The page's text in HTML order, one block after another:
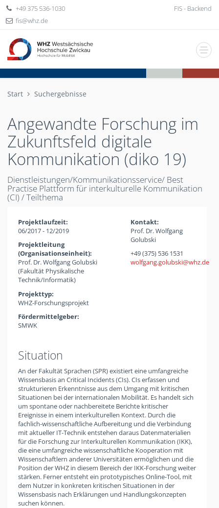
+49 375 536-1030
fis
whzde
FIS - Backend
Start Suchergebnisse
Angewandte Forschung im
Zukunftsfeld digitale
Kommunikation (diko 19)
Dienstleistungen/Kommunikationsservice/ Best
Practise Plattform für interkulturelle Kommunikation
(CI) / Teilthema
Projektlaufzeit:
06/2017 - 12/2019
Projektleitung
(Organisationseinheit):
Prof. Dr. Wolfgang Golubski
(Fakultät Physikalische
Technik/Informatik)
Projekttyp:
WHZ-Forschungsprojekt
Kontakt:
Prof. Dr. Wolfgang
Golubski
+49 (375) 536 1531
wolfgang.golubski
whzde
Fördermittelgeber:
SMWK
Situation
An der Fakultät Sprachen (SPR) existiert eine umfangreiche
Wissensbasis an Critical Incidents (CIs). CIs erfassen und
strukturieren Erkenntnisse aus dem Umgang mit kritischen
Situationen bei der internationalen Mobilität. Es handelt sich
um spontane oder nachbereitete Berichte kritischer
Ereignisse in einem interkulturellen Kontext. Durch die
fachlich-wissenschaftliche Aufbereitung und die Verbindung
mit aktueller IT-Technik entstehen daraus Datenmaterialien
für die Forschung zur Interkulturellen Kommunikation (IKK),
die eine umfangreiche wissenschaftliche Kooperation mit
Wissenschaftlern anderer Universitäten ermöglichen und die
Position der WHZ in diesem Bereich der IKK-Forschung weiter
stärken. Ferner entsteht ein prototypisches Online-Tool, mit
dem Nutzer in konkreten kritischen Situationen in der
Wissensbasis nach Erklärungen und Handlungskonzepten
suchen können.